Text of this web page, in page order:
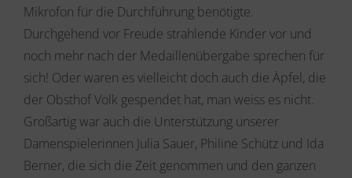
Mikrofon für die Durchführung benötigte.
Durchgehend vor Freude strahlende Kinder vor und
noch mehr nach der Medaillenübergabe sprechen für
sich! Oder waren es vielleicht doch auch die Äpfel, die
der Obsthof Volk gespendet hat, man weiss es nicht.
Großartig war auch die Unterstützung unserer
Damenspielerinnen Julia Sauer, Philine Schütz und Ida
Berner, die sich die Zeit genommen und den ganzen